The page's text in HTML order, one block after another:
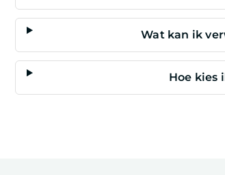
Wat kan ik
Hoe kies